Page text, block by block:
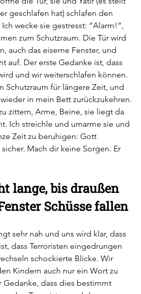
geschlafen hat) schlafen den
wecke sie gestresst: “Alarm!”,
zum Schutzraum. Die Tür wird
auch das eiserne Fenster, und
auf. Der erste Gedanke ist, dass
und wir weiterschlafen können.
Schutzraum für längere Zeit, und
in mein Bett zurückzukehren.
zittern, Arme, Beine, sie liegt da
Ich streichle und umarme sie und
Zeit zu beruhigen: Gott
Mach dir keine Sorgen. Er
lange, bis draußen
Schüsse fallen
sehr nah und uns wird klar, dass
dass Terroristen eingedrungen
schockierte Blicke. Wir
Kindern auch nur ein Wort zu
dass dies bestimmt